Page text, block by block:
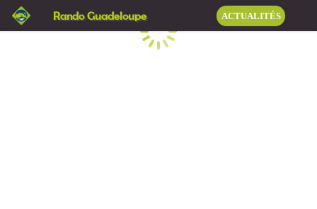
Rando Guadeloupe ACTUALITÉS
Chargement